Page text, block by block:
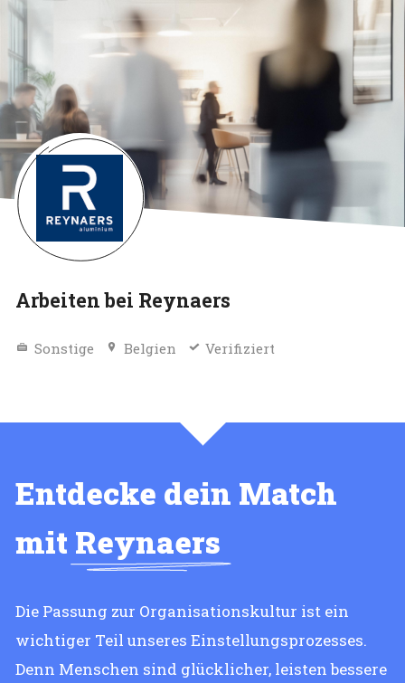
Arbeiten bei Reynaers
Sonstige Belgien Verifiziert
Entdecke dein Match
mit Reynaers
Die Passung zur Organisationskultur ist ein
wichtiger Teil unseres Einstellungsprozesses.
Denn Menschen sind glücklicher, leisten bessere